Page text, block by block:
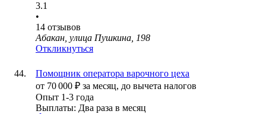
3.1
•
14 отзывов
Абакан, улица Пушкина, 198
Откликнуться
Помощник оператора варочного цеха
от 70 000 ₽ за месяц, до вычета налогов
Опыт 1-3 года
Выплаты: Два раза в месяц